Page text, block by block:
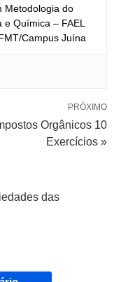
Metodologia do
e Química – FAEL
Campus Juína
PRÓXIMO
Orgânicos 10
Exercícios »
das